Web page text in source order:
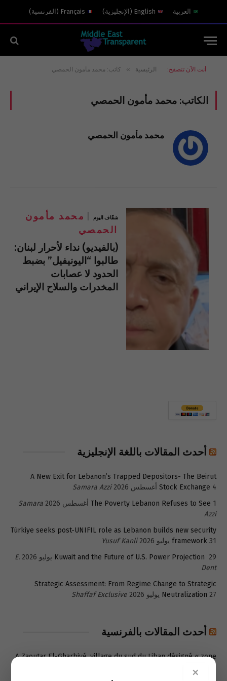
العربية English
( الإنجليزية)
Français
( الفرنسية)
أنت الآن تتصفح: الرئيسية » كاتب: محمد مأمون الحمصي
الكاتب: محمد مأمون الحمصي
محمد مأمون الحمصي
شفّاف اليوم
محمد مأمون
الحمصي
(بالفيديو) نداء لأحرار لبنان:
طالبوا “اليونيفيل” بضبط
الحدود لا عصابات
المخدرات والسلاح الإيراني
أحدث المقالات باللغة الإنجليزية
A New Exit for Lebanon’s Trapped Depositors- The Beirut
Stock Exchange 4 أغسطس 2026
Samara Azzi
The Poverty Lebanon Refuses to See 1 أغسطس 2026
Samara
Azzi
Türkiye seeks post-UNIFIL role as Lebanon builds new security
framework 31 يوليو 2026
Yusuf Kanli
Kuwait and the Future of U.S. Power Projection 29 يوليو 2026
E.
Dent
Strategic Assessment: From Regime Change to Strategic
Neutralization 27 يوليو 2026 Shaffaf Exclusive
أحدث المقالات بالفرنسية
A Zaoutar El-Gharbiyé, village du sud du Liban désigné « zone
impossible »
×